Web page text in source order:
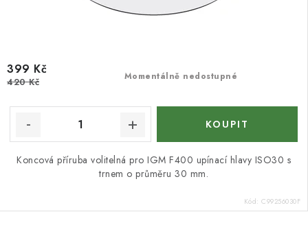
Momentálně nedostupné
399 Kč
420 Kč
Koncová příruba volitelná pro IGM F400 upínací hlavy ISO30 s
trnem o průměru 30 mm.
Kód: C99256030F